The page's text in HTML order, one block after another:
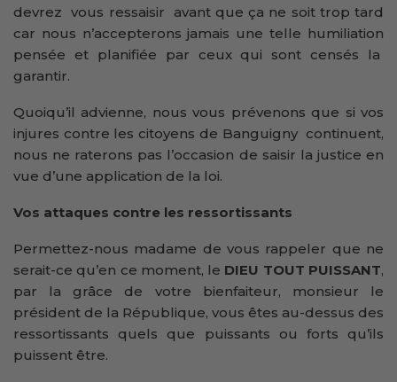
devrez vous ressaisir avant que ça ne soit trop tard
car nous n’accepterons jamais une telle humiliation
pensée et planifiée par ceux qui sont censés la
garantir.
Quoiqu’il advienne, nous vous prévenons que si vos
injures contre les citoyens de Banguigny continuent,
nous ne raterons pas l’occasion de saisir la justice en
vue d’une application de la loi.
Vos attaques contre les ressortissants
Permettez-nous madame de vous rappeler que ne
serait-ce qu’en ce moment, le DIEU TOUT PUISSANT,
par la grâce de votre bienfaiteur, monsieur le
président de la République, vous êtes au-dessus des
ressortissants quels que puissants ou forts qu’ils
puissent être.